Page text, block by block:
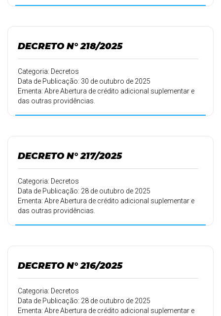
DECRETO N° 218/2025
Categoria: Decretos
Data de Publicação: 30 de outubro de 2025
Ementa: Abre Abertura de crédito adicional suplementar e
das outras providências.
DECRETO N° 217/2025
Categoria: Decretos
Data de Publicação: 28 de outubro de 2025
Ementa: Abre Abertura de crédito adicional suplementar e
das outras providências.
DECRETO N° 216/2025
Categoria: Decretos
Data de Publicação: 28 de outubro de 2025
Ementa: Abre Abertura de crédito adicional suplementar e